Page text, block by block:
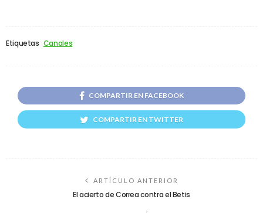
Etiquetas Canales
COMPARTIR EN FACEBOOK
COMPARTIR EN TWITTER
ARTÍCULO ANTERIOR
El acierto de Correa contra el Betis